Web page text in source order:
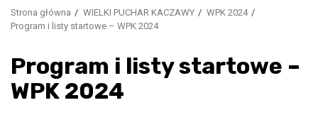
Strona główna WIELKI PUCHAR KACZAWY
WPK 2024
Program i listy startowe – WPK 2024
Program i listy startowe –
WPK 2024